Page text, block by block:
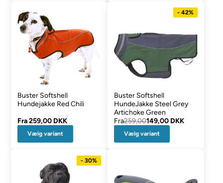
Buster Softshell
Hundejakke Red Chili
Fra259,00 DKK
Vælg variant
- 42%
Buster Softshell
HundeJakke Steel Grey
Artichoke Green
Fra259,00149,00 DKK
Vælg variant
- 30%